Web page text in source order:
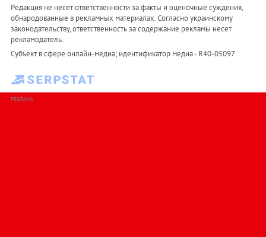
Редакция не несет ответственности за факты и оценочные суждения,
обнародованные в рекламных материалах. Согласно украинскому
законодательству, ответственность за содержание рекламы несет
рекламодатель.
Субъект в сфере онлайн-медиа; идентификатор медиа - R40-05097
РЕКЛАМА